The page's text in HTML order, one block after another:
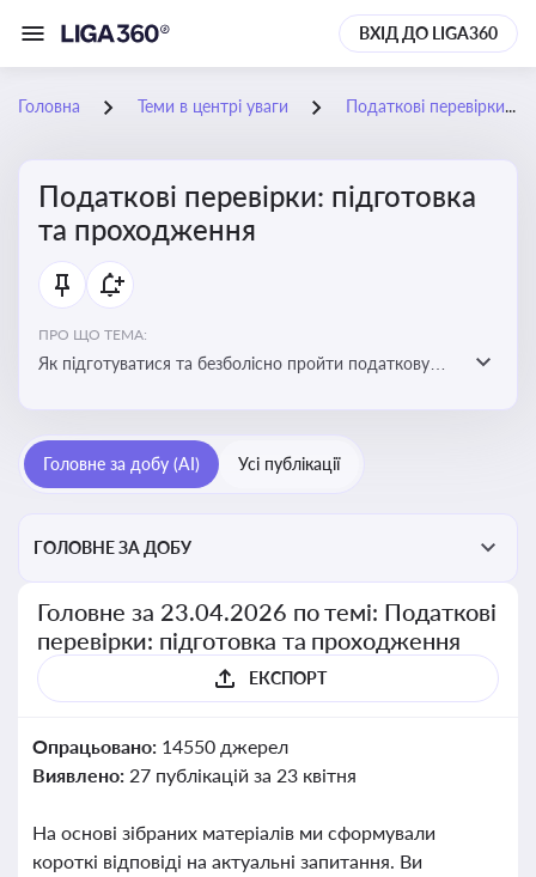
ВХІД ДО LIGA360
Головна Теми в центрі уваги Податкові перевірки: підготовка та проходження
Податкові перевірки: підготовка
та проходження
ПРО ЩО ТЕМА:
Як підготуватися та безболісно пройти податкову
Головне за добу (AI) Усі публікації
ГОЛОВНЕ ЗА ДОБУ
Головне за 23.04.2026 по темі: Податкові
перевірки: підготовка та проходження
ЕКСПОРТ
Опрацьовано: 14550 джерел
Виявлено: 27 публікацій за 23 квітня
На основі зібраних матеріалів ми сформували
короткі відповіді на актуальні запитання. Ви